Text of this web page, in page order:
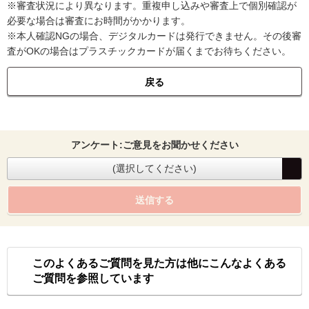
※審査状況により異なります。重複申し込みや審査上で個別確認が
必要な場合は審査にお時間がかかります。
※本人確認NGの場合、デジタルカードは発行できません。その後審
査がOKの場合はプラスチックカードが届くまでお待ちください。
戻る
アンケート:ご意見をお聞かせください
(選択してください)
送信する
このよくあるご質問を見た方は他にこんなよくある
ご質問を参照しています